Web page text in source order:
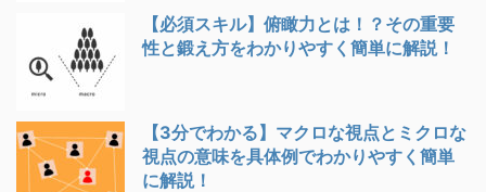
【必須スキル】俯瞰力とは！？その重要
性と鍛え方をわかりやすく簡単に解説！
【3分でわかる】マクロな視点とミクロな
視点の意味を具体例でわかりやすく簡単
に解説！